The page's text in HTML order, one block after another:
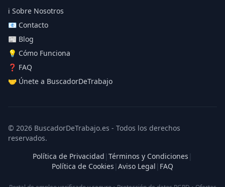
ℹ️ Sobre Nosotros
📧 Contacto
📰 Blog
💡 Cómo Funciona
❓ FAQ
🤝 Únete a BuscadorDeTrabajo
© 2026 BuscadorDeTrabajo.es - Todos los derechos
reservados.
Política de Privacidad | Términos y Condiciones |
Política de Cookies | Aviso Legal | FAQ